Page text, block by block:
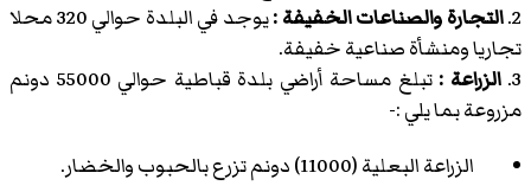
2. التجارة والصناعات الخفيفة :
يوجد في البلدة حوالي 320 محلا
تجاريا ومنشأة صناعية خفيفة.
3. الزراعة :
تبلغ مساحة أراضي بلدة قباطية حوالي 55000 دونم
مزروعة بما يلي :-
الزراعة البعلية (11000) دونم تزرع بالحبوب والخضار.